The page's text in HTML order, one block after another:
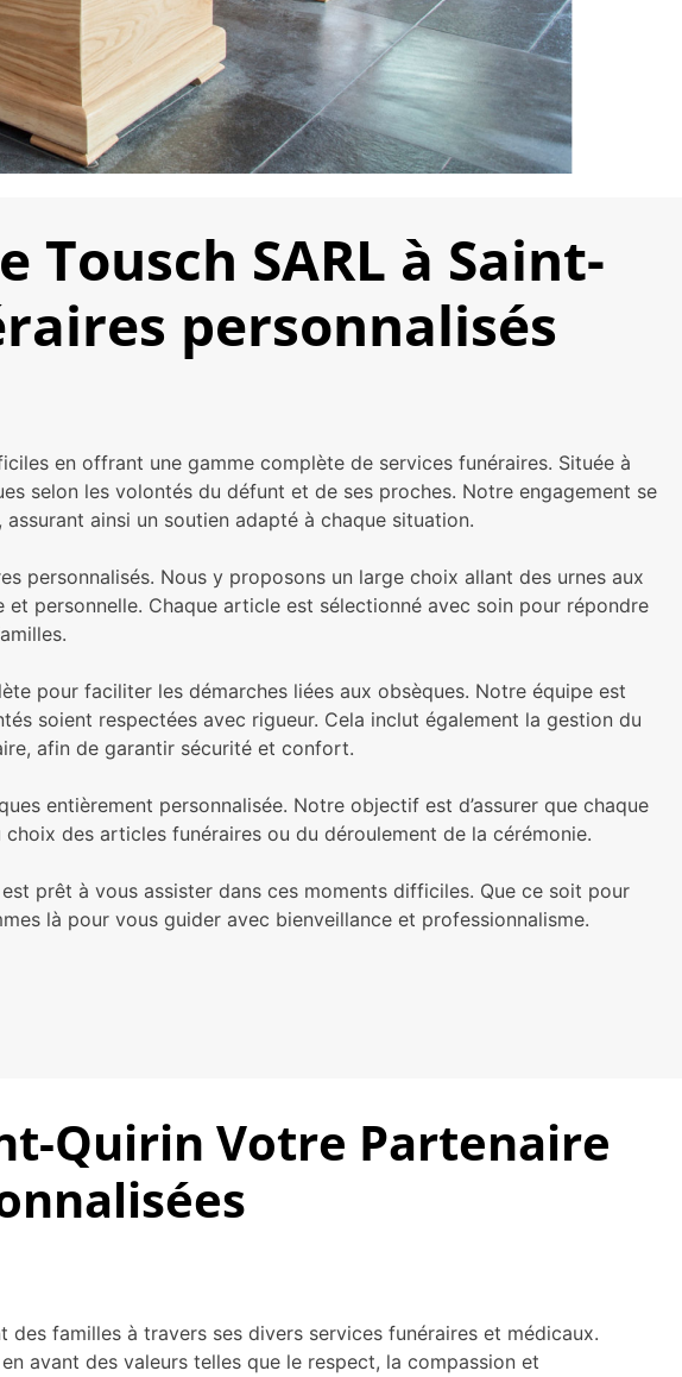
SARL à Saint-
personnalisés
en offrant une gamme complète de services funéraires. Située à
selon les volontés du défunt et de ses proches. Notre engagement se
ainsi un soutien adapté à chaque situation.
personnalisés. Nous y proposons un large choix allant des urnes aux
personnelle. Chaque article est sélectionné avec soin pour répondre
pour faciliter les démarches liées aux obsèques. Notre équipe est
soient respectées avec rigueur. Cela inclut également la gestion du
afin de garantir sécurité et confort.
entièrement personnalisée. Notre objectif est d’assurer que chaque
des articles funéraires ou du déroulement de la cérémonie.
prêt à vous assister dans ces moments difficiles. Que ce soit pour
là pour vous guider avec bienveillance et professionnalisme.
Quirin Votre Partenaire
des familles à travers ses divers services funéraires et médicaux.
avant des valeurs telles que le respect, la compassion et